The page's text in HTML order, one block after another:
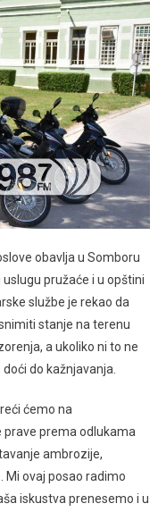
obavlja u Somboru
pružaće i u opštini
službe je rekao da
stanje na terenu
a ukoliko ni to ne
do kažnjavanja.
ćemo na
prave prema odlukama
ambrozije,
Mi ovaj posao radimo
iskustva prenesemo i u